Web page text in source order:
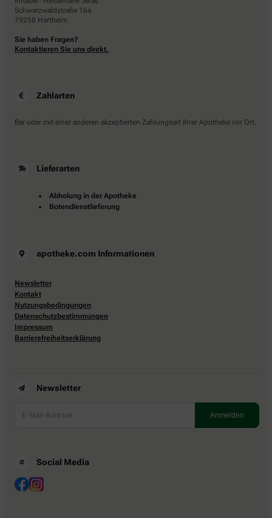
Schwarzwaldstraße 16a
79258 Hartheim
Sie haben Fragen?
Kontaktieren Sie uns direkt.
Zahlarten
Bar oder mit einer anderen akzeptierten Zahlungsart Ihrer Apotheke vor Ort.
Lieferarten
Abholung in der Apotheke
Botendienstlieferung
apotheke.com Informationen
Newsletter
Kontakt
Nutzungsbedingungen
Datenschutzbestimmungen
Impressum
Barrierefreiheitserklärung
Newsletter
Social Media